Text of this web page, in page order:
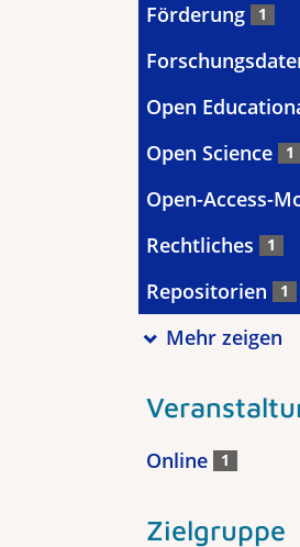
Förderung 1
Open
Open Science 1
Open-Access-
Rechtliches 1
Repositorien 1
Mehr zeigen
Online 1
Zielgruppe